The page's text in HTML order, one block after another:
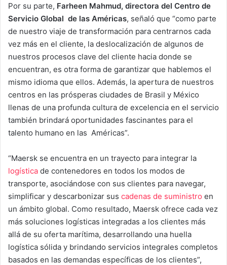
Por su parte, Farheen Mahmud, directora del Centro de
Servicio Global de las Américas, señaló que “como parte
de nuestro viaje de transformación para centrarnos cada
vez más en el cliente, la deslocalización de algunos de
nuestros procesos clave del cliente hacia donde se
encuentran, es otra forma de garantizar que hablemos el
mismo idioma que ellos. Además, la apertura de nuestros
centros en las prósperas ciudades de Brasil y México
llenas de una profunda cultura de excelencia en el servicio
también brindará oportunidades fascinantes para el
talento humano en las Américas”.
“Maersk se encuentra en un trayecto para integrar la
logística de contenedores en todos los modos de
transporte, asociándose con sus clientes para navegar,
simplificar y descarbonizar sus cadenas de suministro en
un ámbito global. Como resultado, Maersk ofrece cada vez
más soluciones logísticas integradas a los clientes más
allá de su oferta marítima, desarrollando una huella
logística sólida y brindando servicios integrales completos
basados en las demandas específicas de los clientes”,